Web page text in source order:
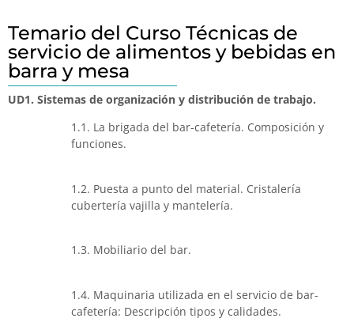
Temario del Curso Técnicas de
servicio de alimentos y bebidas en
barra y mesa
UD1. Sistemas de organización y distribución de trabajo.
1.1. La brigada del bar-cafetería. Composición y
funciones.
1.2. Puesta a punto del material. Cristalería
cubertería vajilla y mantelería.
1.3. Mobiliario del bar.
1.4. Maquinaria utilizada en el servicio de bar-
cafetería: Descripción tipos y calidades.